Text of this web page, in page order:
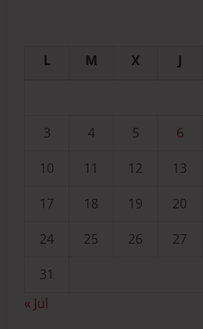
L M X J
3
4 5 6
10
11 12 13
17
18 19 20
24
25 26 27
31
« Jul